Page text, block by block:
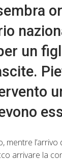
un
mentre
arrivare la